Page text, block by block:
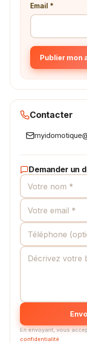
Email *
Publier mon
Contacter
Demander un
En envoyant, vous
confidentialité.